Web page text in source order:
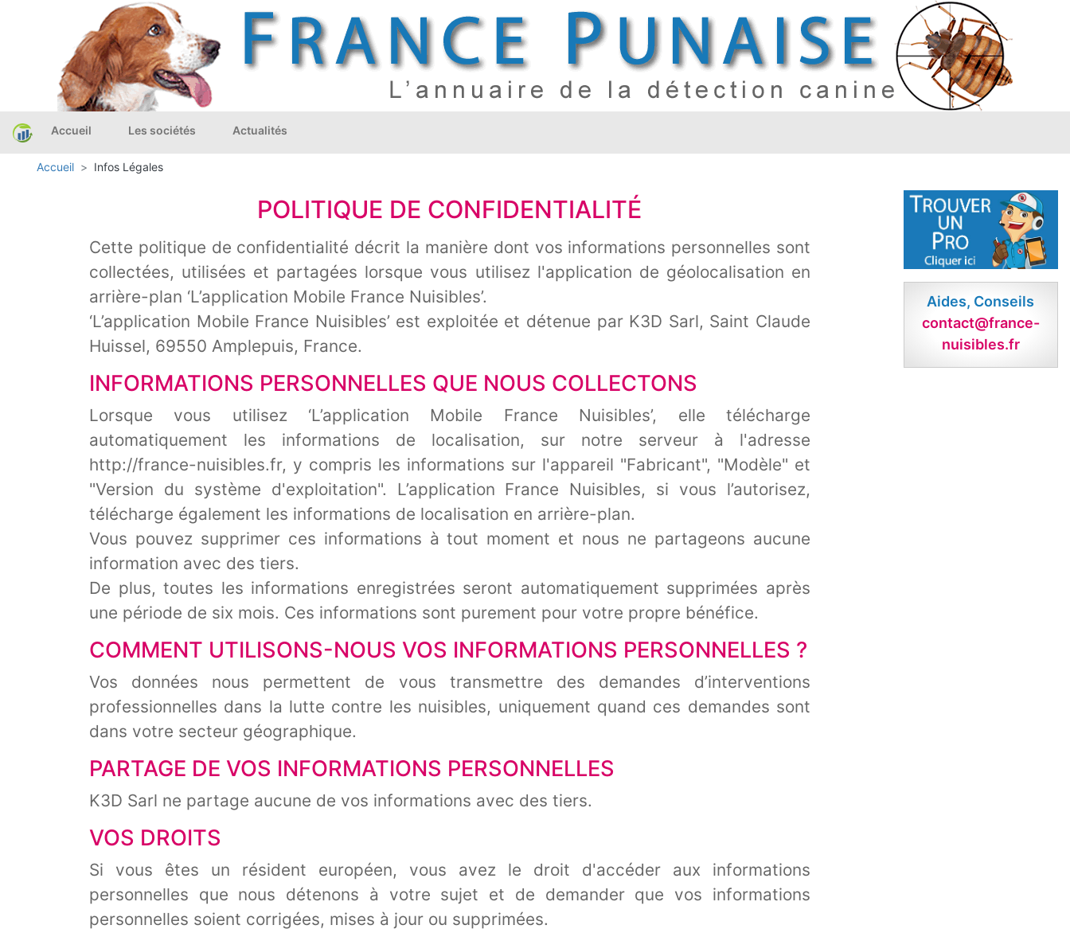
Accueil Les sociétés Actualités
Accueil Infos Légales
POLITIQUE DE CONFIDENTIALITÉ
Cette politique de confidentialité décrit la manière dont vos informations personnelles sont
collectées, utilisées et partagées lorsque vous utilisez l'application de géolocalisation en
arrière-plan ‘L’application Mobile France Nuisibles’.
‘L’application Mobile France Nuisibles’ est exploitée et détenue par K3D Sarl, Saint Claude
Huissel, 69550 Amplepuis, France.
INFORMATIONS PERSONNELLES QUE NOUS COLLECTONS
Lorsque vous utilisez ‘L’application Mobile France Nuisibles’, elle télécharge
automatiquement les informations de localisation, sur notre serveur à l'adresse
http://france-nuisibles.fr, y compris les informations sur l'appareil "Fabricant", "Modèle" et
"Version du système d'exploitation". L’application France Nuisibles, si vous l’autorisez,
télécharge également les informations de localisation en arrière-plan.
Vous pouvez supprimer ces informations à tout moment et nous ne partageons aucune
information avec des tiers.
De plus, toutes les informations enregistrées seront automatiquement supprimées après
une période de six mois. Ces informations sont purement pour votre propre bénéfice.
COMMENT UTILISONS-NOUS VOS INFORMATIONS PERSONNELLES ?
Vos données nous permettent de vous transmettre des demandes d’interventions
professionnelles dans la lutte contre les nuisibles, uniquement quand ces demandes sont
dans votre secteur géographique.
PARTAGE DE VOS INFORMATIONS PERSONNELLES
K3D Sarl ne partage aucune de vos informations avec des tiers.
VOS DROITS
Si vous êtes un résident européen, vous avez le droit d'accéder aux informations
personnelles que nous détenons à votre sujet et de demander que vos informations
personnelles soient corrigées, mises à jour ou supprimées.
Aides, Conseils
contact@france-
nuisibles.fr